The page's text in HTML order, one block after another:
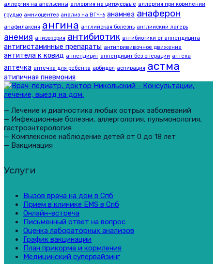
аллергия на апельсины аллергия на цитрусовые аллергия при кормлении
грудью амниоцентез анализ на ВГЧ-6 анамнез анаферон
анафилаксия ангина английская болезнь английский лагерь
анемия анизокория антибиотик антибиотики от аппендицита
антигистаминные препараты антипрививочное движение
антитела к ковид аппендицит аппендицит без операции аптека
аптечка аптечка для ребенка арбидол аспирация астма
атипичная пневмония
— Лечение и диагностика любых острых заболеваний
— Инфекционные болезни, аллергология, пульмонология,
гастроэнтерология
— Комплексное наблюдение детей от 0 до 18 лет
— Вакцинация
Услуги
Вызов врача на дом в Спб
Прием в клинике EMS в Спб
Онлайн-встреча
Письменный ответ на вопрос
Оценка лабораторных анализов
График вакцинации
План прикорма и кормления
Медицинский супервайзинг